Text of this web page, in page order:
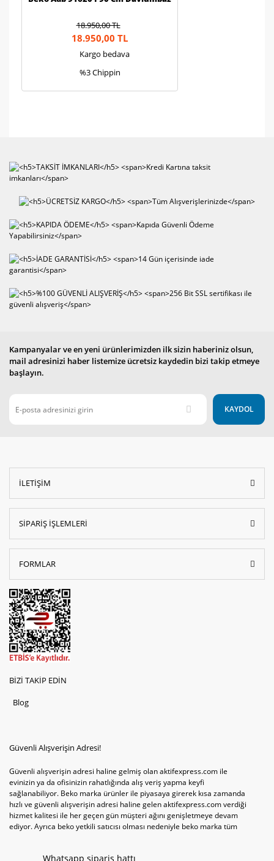
18.950,00 TL
18.950,00 TL
Kargo bedava
%3 Chippin
Kampanyalar ve en yeni ürünlerimizden ilk sizin haberiniz olsun,
mail adresinizi haber listemize ücretsiz kaydedin bizi takip etmeye
başlayın.
KAYDOL
İLETİŞİM
SİPARİŞ İŞLEMLERİ
FORMLAR
BİZİ TAKİP EDİN
Blog
Güvenli Alışverişin Adresi!
Güvenli alışverişin adresi haline gelmiş olan aktifexpress.com ile
evinizin ya da ofisinizin rahatlığında alış veriş yapma keyfi
sağlanabiliyor. Beko marka ürünler ile piyasaya girerek kısa zamanda
hızlı ve güvenli alışverişin adresi haline gelen aktifexpress.com verdiği
hizmet kalitesi ile her geçen gün müşteri ağını genişletmeye devam
ediyor. Ayrıca beko yetkili satıcısı olması nedeniyle beko marka tüm
Whatsapp sipariş hattı